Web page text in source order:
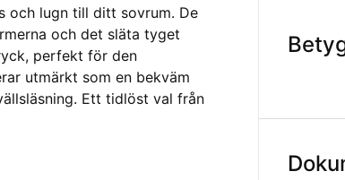
och lugn till ditt sovrum. De
och det släta tyget
perfekt för den
utmärkt som en bekväm
Ett tidlöst val från